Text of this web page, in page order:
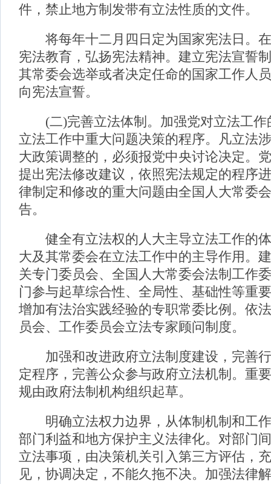
件，禁止地方制发带有立法性质的文件。
将每年十二月四日定为国家宪法日。在
宪法教育，弘扬宪法精神。建立宪法宣誓
其常委会选举或者决定任命的国家工作人
向宪法宣誓。
(二)完善立法体制。加强党对立法工作
立法工作中重大问题决策的程序。凡立法
大政策调整的，必须报党中央讨论决定。
提出宪法修改建议，依照宪法规定的程序
律制定和修改的重大问题由全国人大常委
告。
健全有立法权的人大主导立法工作的体
大及其常委会在立法工作中的主导作用。
关专门委员会、全国人大常委会法制工作
门参与起草综合性、全局性、基础性等重
增加有法治实践经验的专职常委比例。依
员会、工作委员会立法专家顾问制度。
加强和改进政府立法制度建设，完善行
定程序，完善公众参与政府立法机制。重
规由政府法制机构组织起草。
明确立法权力边界，从体制机制和工作
部门利益和地方保护主义法律化。对部门
立法事项，由决策机关引入第三方评估，
见，协调决定，不能久拖不决。加强法律